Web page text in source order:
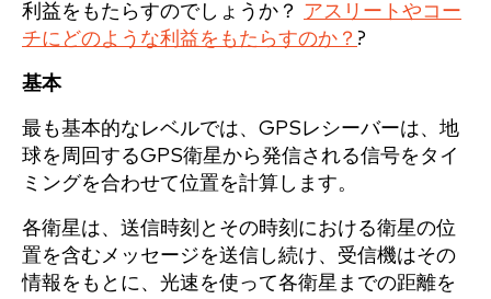
利益をもたらすのでしょうか？ アスリートやコー
チにどのような利益をもたらすのか？ ?
基本
最も基本的なレベルでは、GPSレシーバーは、地
球を周回するGPS衛星から発信される信号をタイ
ミングを合わせて位置を計算します。
各衛星は、送信時刻とその時刻における衛星の位
置を含むメッセージを送信し続け、受信機はその
情報をもとに、光速を使って各衛星までの距離を